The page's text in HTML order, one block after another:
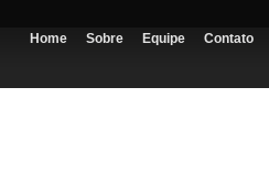
Home Sobre Equipe Contato